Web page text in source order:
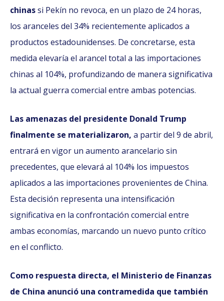
chinassi Pekín no revoca, en un plazo de 24 horas,
los aranceles del 34% recientemente aplicados a
productos estadounidenses. De concretarse, esta
medida elevaría el arancel total a las importaciones
chinas al 104%, profundizando de manera significativa
la actual guerra comercial entre ambas potencias.
Las amenazas del presidente Donald Trump
finalmente se materializaron, a partir del 9 de abril,
entrará en vigor un aumento arancelario sin
precedentes, que elevará al 104% los impuestos
aplicados a las importaciones provenientes de China.
Esta decisión representa una intensificación
significativa en la confrontación comercial entre
ambas economías, marcando un nuevo punto crítico
en el conflicto.
Como respuesta directa, el Ministerio de Finanzas
de China anunció una contramedida que también